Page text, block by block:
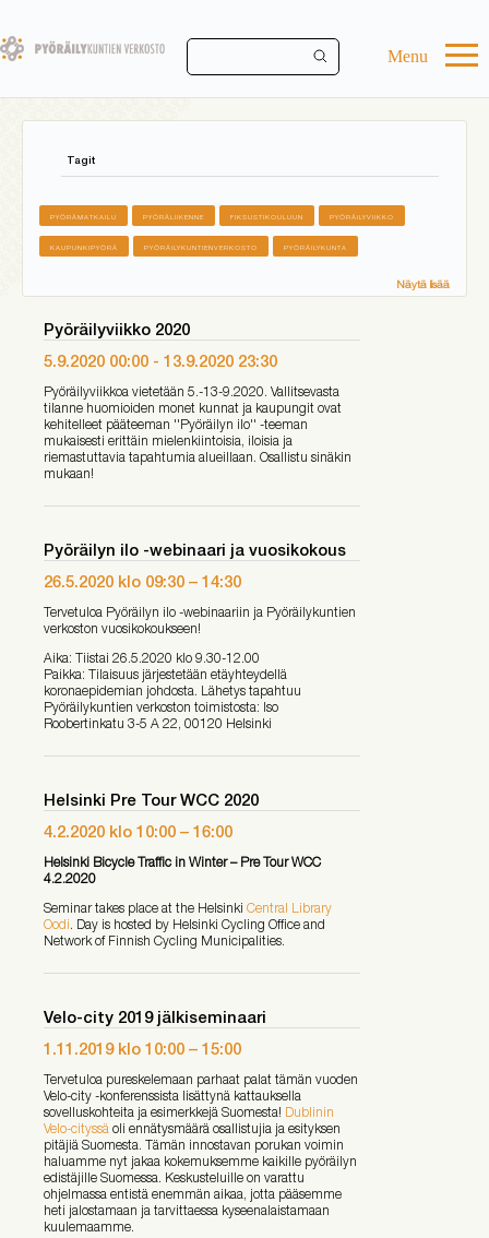
main
Menu
Tagit
PYÖRÄMATKAILU PYÖRÄLIIKENNE FIKSUSTIKOULUUN PYÖRÄILYVIIKKO
KAUPUNKIPYÖRÄ PYÖRÄILYKUNTIENVERKOSTO PYÖRÄILYKUNTA
Näytä lisää
Pyöräilyviikko 2020
5.9.2020 00:00 - 13.9.2020 23:30
Pyöräilyviikkoa vietetään 5.-13-9.2020. Vallitsevasta
tilanne huomioiden monet kunnat ja kaupungit ovat
kehitelleet pääteeman ''Pyöräilyn ilo'' -teeman
mukaisesti erittäin mielenkiintoisia, iloisia ja
riemastuttavia tapahtumia alueillaan. Osallistu sinäkin
mukaan!
Pyöräilyn ilo -webinaari ja vuosikokous
26.5.2020 klo 09:30 – 14:30
Tervetuloa Pyöräilyn ilo -webinaariin ja Pyöräilykuntien
verkoston vuosikokoukseen!
Aika: Tiistai 26.5.2020 klo 9.30-12.00
Paikka: Tilaisuus järjestetään etäyhteydellä
koronaepidemian johdosta. Lähetys tapahtuu
Pyöräilykuntien verkoston toimistosta: Iso
Roobertinkatu 3-5 A 22, 00120 Helsinki
Helsinki Pre Tour WCC 2020
4.2.2020 klo 10:00 – 16:00
Helsinki Bicycle Traffic in Winter – Pre Tour WCC
4.2.2020
Seminar takes place at the Helsinki Central Library
Oodi. Day is hosted by Helsinki Cycling Office and
Network of Finnish Cycling Municipalities.
Velo-city 2019 jälkiseminaari
1.11.2019 klo 10:00 – 15:00
Tervetuloa pureskelemaan parhaat palat tämän vuoden
Velo-city -konferenssista lisättynä kattauksella
sovelluskohteita ja esimerkkejä Suomesta! Dublinin
Velo-cityssä oli ennätysmäärä osallistujia ja esityksen
pitäjiä Suomesta. Tämän innostavan porukan voimin
haluamme nyt jakaa kokemuksemme kaikille pyöräilyn
edistäjille Suomessa. Keskusteluille on varattu
ohjelmassa entistä enemmän aikaa, jotta pääsemme
heti jalostamaan ja tarvittaessa kyseenalaistamaan
kuulemaamme.